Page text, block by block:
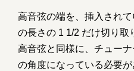
高音弦の端を、挿入され
の長さの 1 1/2 だけ切り取
高音弦と同様に、チュー
の角度になっている必要